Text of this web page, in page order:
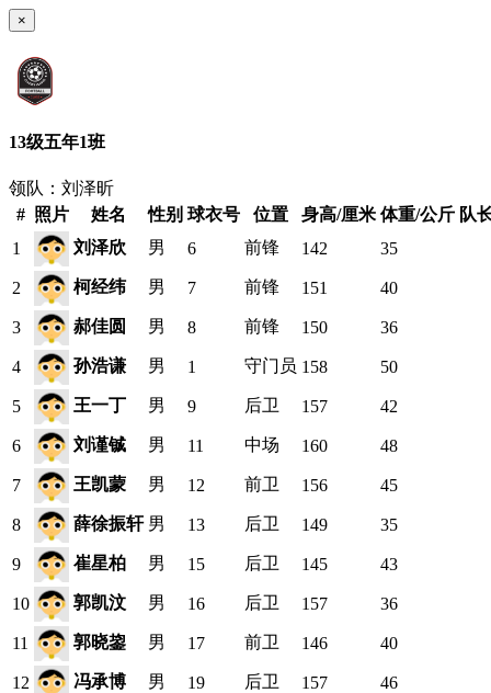
×
13级五年1班
领队：刘泽昕
# 照片 姓名 性别 球衣号 位置 身高/厘米 体重/公斤 队
1
刘泽欣 男 6 前锋 142 35
2 柯经纬 男 7 前锋 151 40
3 郝佳圆 男 8 前锋 150 36
4 孙浩谦 男 1 守门员 158 50
5 王一丁 男 9 后卫 157 42
6 刘谨铖 男 11 中场 160 48
7 王凯蒙 男 12 前卫 156 45
8 薛徐振轩 男 13 后卫 149 35
9 崔星柏 男 15 后卫 145 43
10 郭凯汶 男 16 后卫 157 36
11 郭晓鋆 男 17 前卫 146 40
12 冯承博 男 19 后卫 157 46